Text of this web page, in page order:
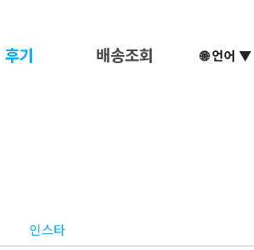
후기 배송조회 🌐 언어 ▼
인스타